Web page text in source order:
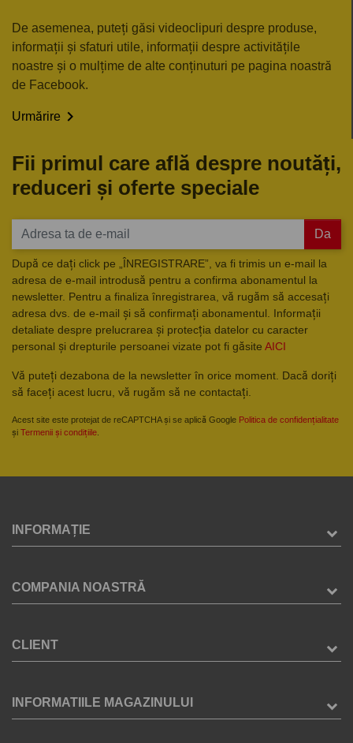
De asemenea, puteți găsi videoclipuri despre produse,
informații și sfaturi utile, informații despre activitățile
noastre și o mulțime de alte conținuturi pe pagina noastră
de Facebook.
Urmărire 
Fii primul care află despre noutăți,
reduceri și oferte speciale
Da
După ce dați click pe „ÎNREGISTRARE”, va fi trimis un e-mail la
adresa de e-mail introdusă pentru a confirma abonamentul la
newsletter. Pentru a finaliza înregistrarea, vă rugăm să accesați
adresa dvs. de e-mail și să confirmați abonamentul. Informații
detaliate despre prelucrarea și protecția datelor cu caracter
personal și drepturile persoanei vizate pot fi găsite AICI
Vă puteți dezabona de la newsletter în orice moment. Dacă doriți
să faceți acest lucru, vă rugăm să ne contactați.
Acest site este protejat de reCAPTCHA și se aplică Google Politica de confidențialitate
și Termenii și condițiile
INFORMAȚIE
COMPANIA NOASTRĂ
CLIENT
INFORMATIILE MAGAZINULUI